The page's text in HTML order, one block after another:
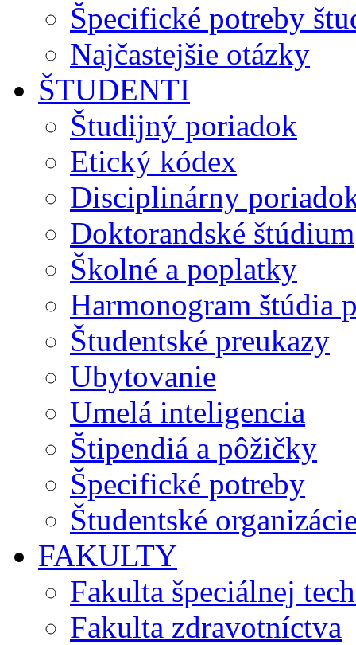
Špecifické potreby
Najčastejšie otázky
ŠTUDENTI
Študijný poriadok
Etický kódex
Disciplinárny
Doktorandské štúdium
Školné a poplatky
Harmonogram štúdia
Študentské preukazy
Ubytovanie
Umelá inteligencia
Štipendiá a pôžičky
Špecifické potreby
Študentské
FAKULTY
Fakulta špeciálnej
Fakulta zdravotníctva